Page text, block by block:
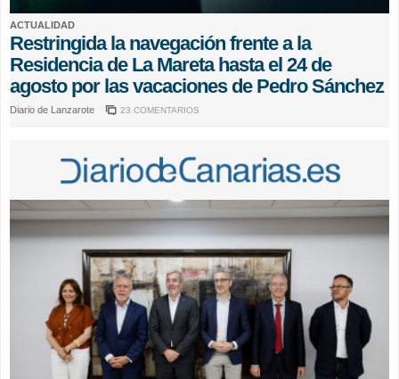
ACTUALIDAD
Restringida la navegación frente a la
Residencia de La Mareta hasta el 24 de
agosto por las vacaciones de Pedro Sánchez
Diario de Lanzarote 23 COMENTARIOS